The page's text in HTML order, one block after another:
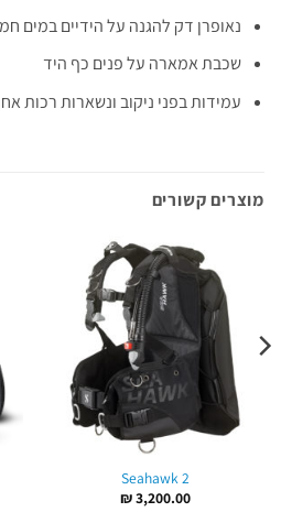
נאופרן דק להגנה על הידיים במים
שכבת אמארה על פנים כף היד
עמידות בפני ניקוב ונשארות רכות
מוצרים קשורים
Seahawk 2
₪3,200.00